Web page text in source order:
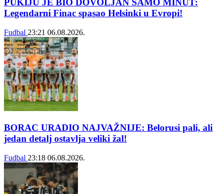
PUKIJU JE BIO DOVOLJAN SAMO MINUT:
Legendarni Finac spasao Helsinki u Evropi!
Fudbal 23:21 06.08.2026.
BORAC URADIO NAJVAŽNIJE: Belorusi pali, ali
jedan detalj ostavlja veliki žal!
Fudbal 23:18 06.08.2026.